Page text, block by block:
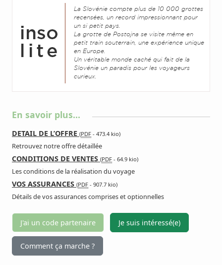
La Slovénie compte plus de 10 000 grottes
recensées, un record impressionnant pour
un si petit pays.
La grotte de Postojna se visite même en
petit train souterrain, une expérience unique
en Europe.
Un véritable monde caché qui fait de la
Slovénie un paradis pour les voyageurs
curieux.
En savoir plus…
DETAIL DE L’OFFRE (PDF - 473.4 kio)
Retrouvez notre offre détaillée
CONDITIONS DE VENTES (PDF - 64.9 kio)
Les conditions de la réalisation du voyage
VOS ASSURANCES (PDF - 907.7 kio)
Détails de vos assurances comprises et optionnelles
J'ai un code partenaire Je suis intéressé(e)
Comment ça marche ?